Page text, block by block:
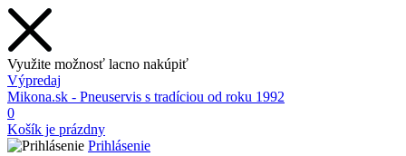
Využite možnosť lacno nakúpiť
Výpredaj
Mikona.sk - Pneuservis s tradíciou od roku 1992
0
Košík je prázdny
Prihlásenie